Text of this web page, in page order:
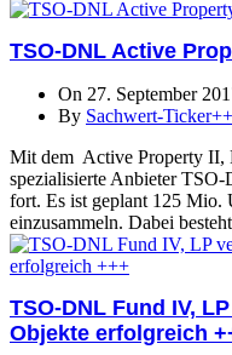
TSO-DNL Active
On 27. September
By Sachwert-
Mit dem Active Property II,
spezialisierte Anbieter
fort. Es ist geplant 125 Mio.
einzusammeln. Dabei
TSO-DNL Fund IV,
Objekte erfolgreich